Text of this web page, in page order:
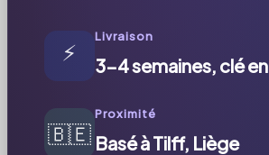
⚡
Livraison
3-4 semaines, clé
🇧🇪
Proximité
Basé à Tilff, Liège